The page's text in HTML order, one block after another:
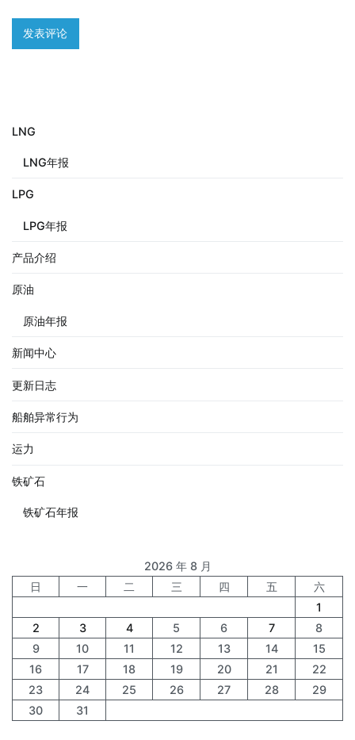
LNG
LNG年报
LPG
LPG年报
产品介绍
原油
原油年报
新闻中心
更新日志
船舶异常行为
运力
铁矿石
铁矿石年报
2026 年 8 月
日
一 二 三 四 五
六
1
2
3 4 5 6 7
8
9
10 11 12 13 14
15
16
17 18 19 20 21
22
23
24 25 26 27 28
29
30
31